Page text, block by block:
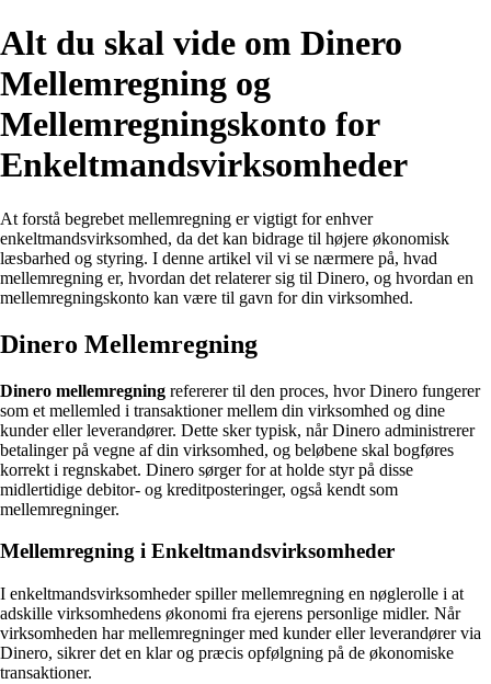
Alt du skal vide om Dinero
Mellemregning og
Mellemregningskonto for
Enkeltmandsvirksomheder
At forstå begrebet mellemregning er vigtigt for enhver
enkeltmandsvirksomhed, da det kan bidrage til højere økonomisk
læsbarhed og styring. I denne artikel vil vi se nærmere på, hvad
mellemregning er, hvordan det relaterer sig til Dinero, og hvordan en
mellemregningskonto kan være til gavn for din virksomhed.
Dinero Mellemregning
Dinero mellemregning refererer til den proces, hvor Dinero fungerer
som et mellemled i transaktioner mellem din virksomhed og dine
kunder eller leverandører. Dette sker typisk, når Dinero administrerer
betalinger på vegne af din virksomhed, og beløbene skal bogføres
korrekt i regnskabet. Dinero sørger for at holde styr på disse
midlertidige debitor- og kreditposteringer, også kendt som
mellemregninger.
Mellemregning i Enkeltmandsvirksomheder
I enkeltmandsvirksomheder spiller mellemregning en nøglerolle i at
adskille virksomhedens økonomi fra ejerens personlige midler. Når
virksomheden har mellemregninger med kunder eller leverandører via
Dinero, sikrer det en klar og præcis opfølgning på de økonomiske
transaktioner.